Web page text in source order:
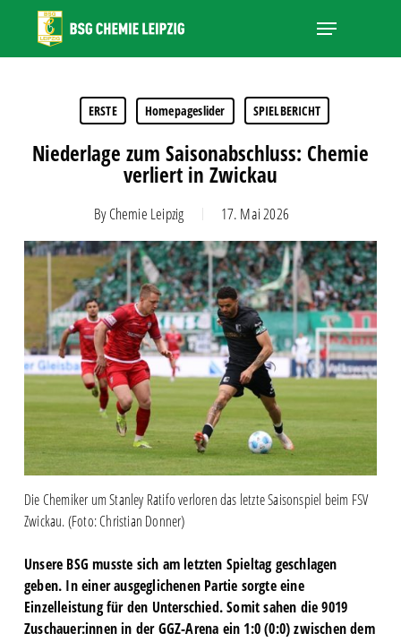
main
Menu
ERSTE Homepageslider SPIELBERICHT
Niederlage zum Saisonabschluss: Chemie
verliert in Zwickau
ByChemie Leipzig 17. Mai 2026
Die Chemiker um Stanley Ratifo verloren das letzte Saisonspiel beim FSV
Zwickau. (Foto: Christian Donner)
Unsere BSG musste sich am letzten Spieltag geschlagen
geben. In einer ausgeglichenen Partie sorgte eine
Einzelleistung für den Unterschied. Somit sahen die 9019
Zuschauer:innen in der GGZ-Arena ein 1:0 (0:0) zwischen dem
Close